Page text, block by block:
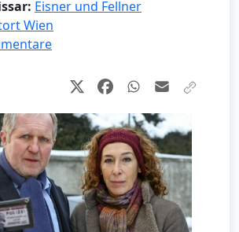
Eisner und Fellner
Wien